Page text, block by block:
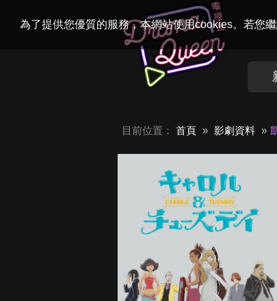
為了提供您優質的服務，本網站使用cookies。若您
目前位置： 首頁 影劇資料